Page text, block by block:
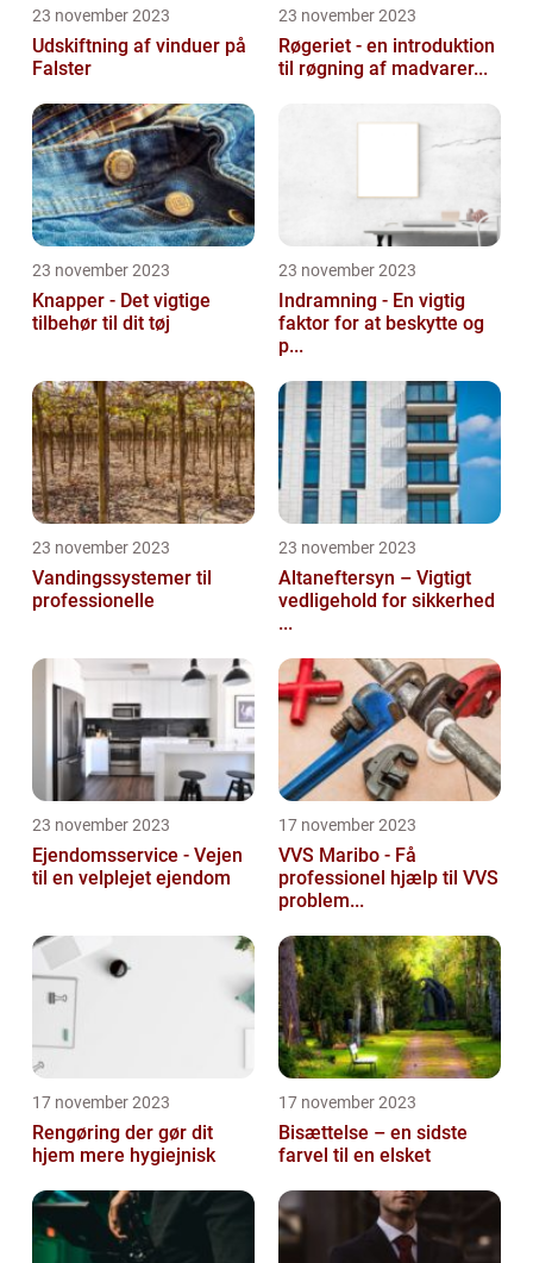
23 november 2023
Udskiftning af vinduer på
Falster
23 november 2023
Røgeriet - en introduktion
til røgning af madvarer...
23 november 2023
Knapper - Det vigtige
tilbehør til dit tøj
23 november 2023
Indramning - En vigtig
faktor for at beskytte og
p...
23 november 2023
Vandingssystemer til
professionelle
23 november 2023
Altaneftersyn – Vigtigt
vedligehold for sikkerhed
...
23 november 2023
Ejendomsservice - Vejen
til en velplejet ejendom
17 november 2023
VVS Maribo - Få
professionel hjælp til VVS
problem...
17 november 2023
Rengøring der gør dit
hjem mere hygiejnisk
17 november 2023
Bisættelse – en sidste
farvel til en elsket